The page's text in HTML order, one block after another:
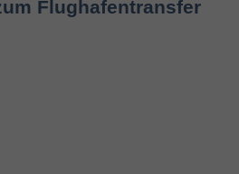
Flughafentransfer